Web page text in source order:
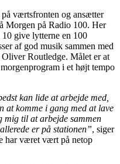
værtsfronten og ansætter
Morgen på Radio 100. Her
give lytterne en 100
af god musik sammen med
Routledge. Målet er at
i et højt tempo
kan lide at arbejde med,
at komme i gang med at lave
til at arbejde sammen
er på stationen”, siger
har været vært på netop